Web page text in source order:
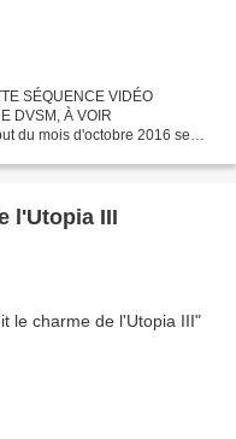
SÉQUENCE VIDÉO
DVSM, À VOIR
du mois d'octobre 2016 se
l'Utopia III